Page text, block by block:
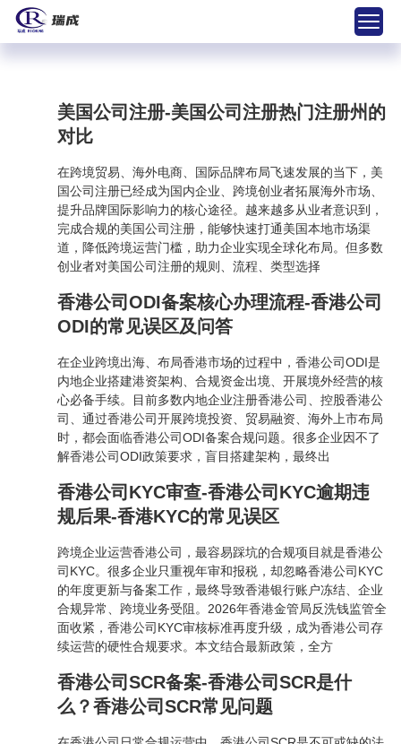
美国公司注册-美国公司注册热门注册州的
对比
在跨境贸易、海外电商、国际品牌布局飞速发展的当下，美
国公司注册已经成为国内企业、跨境创业者拓展海外市场、
提升品牌国际影响力的核心途径。越来越多从业者意识到，
完成合规的美国公司注册，能够快速打通美国本地市场渠
道，降低跨境运营门槛，助力企业实现全球化布局。但多数
创业者对美国公司注册的规则、流程、类型选择
香港公司ODI备案核心办理流程-香港公司
ODI的常见误区及问答
在企业跨境出海、布局香港市场的过程中，香港公司ODI是
内地企业搭建港资架构、合规资金出境、开展境外经营的核
心必备手续。目前多数内地企业注册香港公司、控股香港公
司、通过香港公司开展跨境投资、贸易融资、海外上市布局
时，都会面临香港公司ODI备案合规问题。很多企业因不了
解香港公司ODI政策要求，盲目搭建架构，最终出
香港公司KYC审查-香港公司KYC逾期违
规后果-香港KYC的常见误区
跨境企业运营香港公司，最容易踩坑的合规项目就是香港公
司KYC。很多企业只重视年审和报税，却忽略香港公司KYC
的年度更新与备案工作，最终导致香港银行账户冻结、企业
合规异常、跨境业务受阻。2026年香港金管局反洗钱监管全
面收紧，香港公司KYC审核标准再度升级，成为香港公司存
续运营的硬性合规要求。本文结合最新政策，全方
香港公司SCR备案-香港公司SCR是什
么？香港公司SCR常见问题